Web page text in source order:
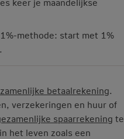
methode: start met 1%
betaalrekening.
verzekeringen en huur of
spaarrekening te
het leven zoals een